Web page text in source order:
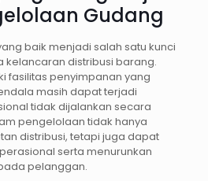
Gudang
baik menjadi salah satu kunci
distribusi barang.
fasilitas penyimpanan yang
masih dapat terjadi
tidak dijalankan secara
pengelolaan tidak hanya
distribusi, tetapi juga dapat
serta menurunkan
pelanggan.